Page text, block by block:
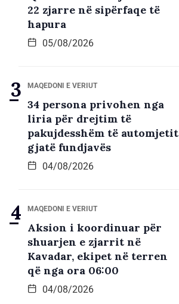
22 zjarre në sipërfaqe të
hapura
05/08/2026
MAQEDONI E VERIUT
34 persona privohen nga
liria për drejtim të
pakujdesshëm të automjetit
gjatë fundjavës
04/08/2026
MAQEDONI E VERIUT
Aksion i koordinuar për
shuarjen e zjarrit në
Kavadar, ekipet në terren
që nga ora 06:00
04/08/2026